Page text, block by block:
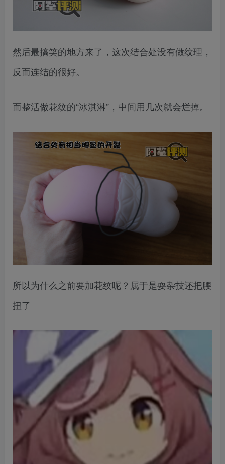
然后最搞笑的地方来了，这次结合处没有做纹理，
反而连结的很好。
而整活做花纹的“冰淇淋”，中间用几次就会烂掉。
所以为什么之前要加花纹呢？属于是耍杂技还把腰
扭了